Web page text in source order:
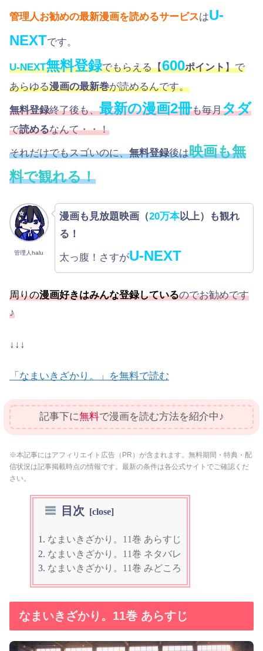
管理人お勧めの最新漫画を読めるサービスはU-
NEXTです。
U-NEXT無料登録でもらえる【600ポイント】で
あらゆる漫画の最新巻が読めるんです。
無料登録終了後も、最新の漫画2冊も毎月タダ
で読めるなんて・・！
それだけでもスゴいのに、無料登録後は映画も無
料で観れる！
管理人halu
漫画も見放題映画（20万本以上）も観れ
る！
太っ腹！さすがU-NEXT
周りの漫画好きはみんな登録しているのでお勧めです
♪
↓↓↓
「なまいきざかり。」を無料で読む
記事下に無料で漫画を読む方法を紹介中♪
※本記事にはアフィリエイト広告（PR）が含まれます。無料期間・特典・配
信状況は記事掲載時点の情報です。最新の条件は各公式サイトでご確認くだ
さい。
目次
なまいきざかり。11巻 あらすじ
なまいきざかり。11巻 ネタバレ
なまいきざかり。11巻 みどころ
なまいきざかり。11巻 あらすじ